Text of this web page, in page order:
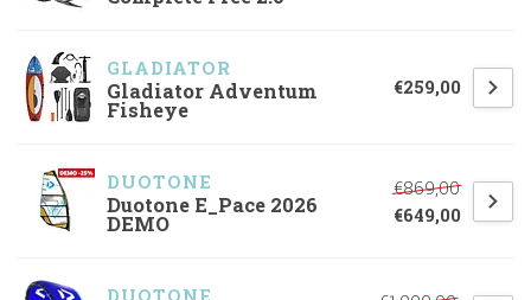
GLADIATOR
Gladiator Adventum
Fisheye
€259,00
DUOTONE
Duotone E_Pace 2026
DEMO
€869,00
€649,00
DUOTONE